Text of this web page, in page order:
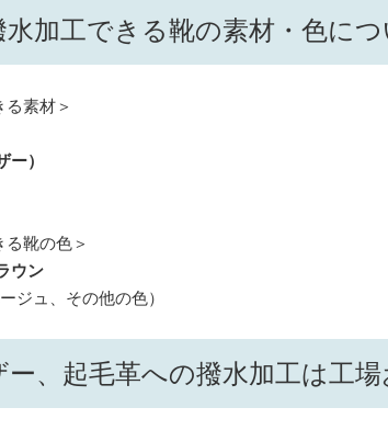
加工できる靴の素材・色につ
る素材＞
）
る靴の色＞
ウン
ュ、その他の色）
、起毛革への撥水加工は工